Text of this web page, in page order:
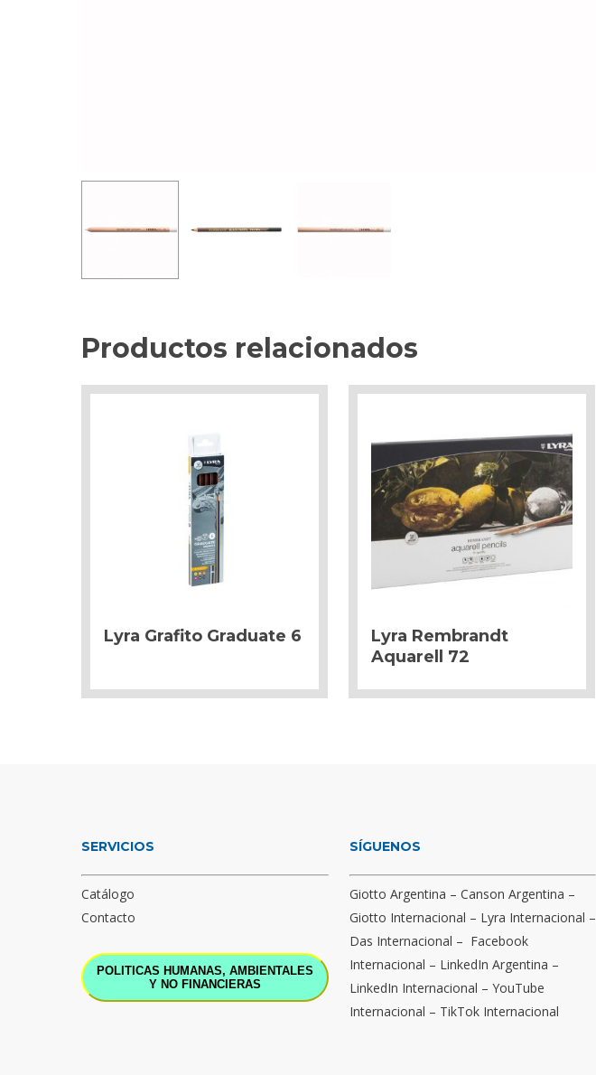
Productos relacionados
Lyra Grafito Graduate 6
Lyra Rembrandt
Aquarell 72
SERVICIOS
Catálogo
Contacto
POLITICAS HUMANAS, AMBIENTALES
Y NO FINANCIERAS
SÍGUENOS
Giotto Argentina – Canson Argentina –
Giotto Internacional – Lyra Internacional –
Das Internacional – Facebook
Internacional – LinkedIn Argentina –
LinkedIn Internacional – YouTube
Internacional – TikTok Internacional